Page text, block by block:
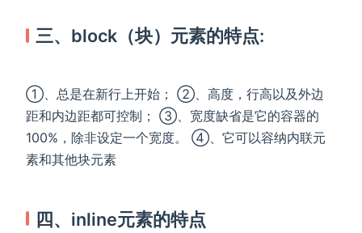
三、block（块）元素的特点:
①、总是在新行上开始； ②、高度，行高以及外边
距和内边距都可控制； ③、宽度缺省是它的容器的
100%，除非设定一个宽度。 ④、它可以容纳内联元
素和其他块元素
四、inline元素的特点